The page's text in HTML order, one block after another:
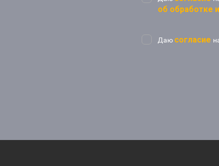
об обработке
Даю согласие